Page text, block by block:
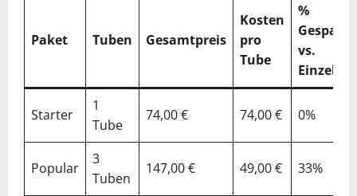
Paket Tuben Gesamtpreis
Kosten
pro
Tube
%
Gespart
vs.
Einzel
Starter
1
Tube
74,00 € 74,00 € 0%
Popular
3
Tuben
147,00 € 49,00 € 33%